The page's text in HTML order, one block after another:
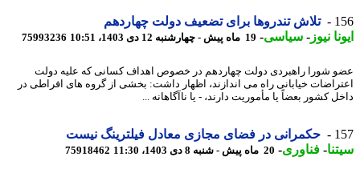
تلاش تندروها برای تضعیف دولت چهاردهم
نیوز-سیاسی-19 ماه پیش - چهارشنبه 12 دی 1403، 10:51 75993236
شورا راهبردی دولت چهاردهم در خصوص اهداف کسانی که علیه دولت
خیابانی راه می اندازند، اظهار داشت: بخشی از گروه های افراطی در
کشور بعضاً یا مأموریت دارند، - یا ناآگاهانه ...
حکمرانی در فضای مجازی معادل فیلترینگ نیست
-فناوری- 20 ماه پیش - شنبه 8 دی 1403، 11:30 75918462